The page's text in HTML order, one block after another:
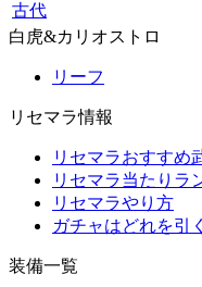
古代
白虎&カリオストロ
リーフ
リセマラ情報
リセマラおすすめ
リセマラ当たりラ
リセマラやり方
ガチャはどれを引
装備一覧